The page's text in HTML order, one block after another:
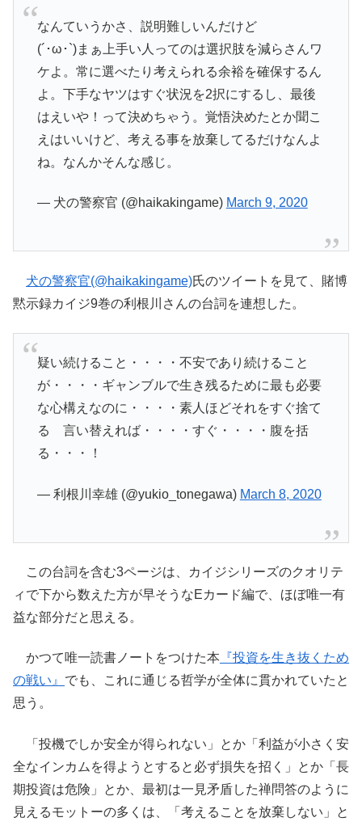
なんていうかさ、説明難しいんだけど
(´･ω･`)まぁ上手い人ってのは選択肢を減らさんワ
ケよ。常に選べたり考えられる余裕を確保するん
よ。下手なヤツはすぐ状況を2択にするし、最後
はえいや！って決めちゃう。覚悟決めたとか聞こ
えはいいけど、考える事を放棄してるだけなんよ
ね。なんかそんな感じ。
— 犬の警察官 (@haikakingame) March 9, 2020
犬の警察官(@haikakingame)氏のツイートを見て、賭博
黙示録カイジ9巻の利根川さんの台詞を連想した。
疑い続けること・・・・不安であり続けること
が・・・・ギャンブルで生き残るために最も必要
な心構えなのに・・・・素人ほどそれをすぐ捨て
る 言い替えれば・・・・すぐ・・・・腹を括
る・・・！
— 利根川幸雄 (@yukio_tonegawa) March 8, 2020
この台詞を含む3ページは、カイジシリーズのクオリテ
ィで下から数えた方が早そうなEカード編で、ほぼ唯一有
益な部分だと思える。
かつて唯一読書ノートをつけた本 『投資を生き抜くため
の戦い』 でも、これに通じる哲学が全体に貫かれていたと
思う。
「投機でしか安全が得られない」とか「利益が小さく安
全なインカムを得ようとすると必ず損失を招く」とか「長
期投資は危険」とか、最初は一見矛盾した禅問答のように
見えるモットーの多くは、「考えることを放棄しない」と